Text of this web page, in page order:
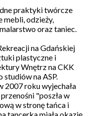
praktyki twórcze
mebli, odzieży,
oraz taniec.
na Gdańskiej
plastyczne i
Wnętrz na CKK
studiów na ASP.
2007 roku wyjechała
"poszła w
w stronę tańca i